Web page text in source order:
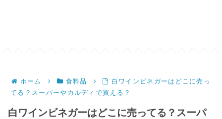
ホーム 食料品
白ワインビネガーはどこに売っ
てる？スーパーやカルディで買える？
白ワインビネガーはどこに売ってる？スーパ